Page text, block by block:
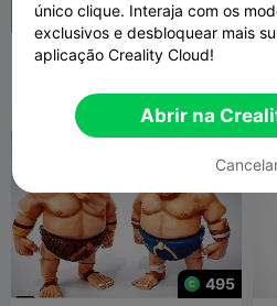
Open Box STL Version:- 0 9
vinay 3D studio.box
495
único clique. Interaja com os
exclusivos e desbloquear mais
aplicação Creality Cloud!
Abrir na